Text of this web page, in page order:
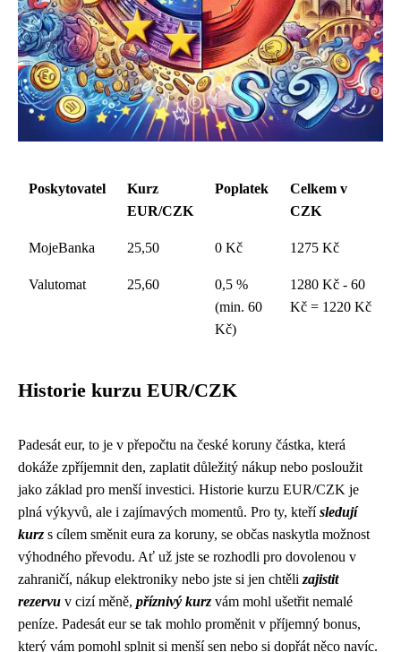
Poskytovatel
Kurz
EUR/CZK
Poplatek
Celkem v
CZK
MojeBanka 25,50 0 Kč 1275 Kč
Valutomat 25,60
0,5 %
(min. 60
Kč)
1280 Kč - 60
Kč = 1220 Kč
Historie kurzu EUR/CZK
Padesát eur, to je v přepočtu na české koruny částka, která
dokáže zpříjemnit den, zaplatit důležitý nákup nebo posloužit
jako základ pro menší investici. Historie kurzu EUR/CZK je
plná výkyvů, ale i zajímavých momentů. Pro ty, kteřísledují
kurz s cílem směnit eura za koruny, se občas naskytla možnost
výhodného převodu. Ať už jste se rozhodli pro dovolenou v
zahraničí, nákup elektroniky nebo jste si jen chtěli zajistit
rezervu v cizí měně, příznivý kurz vám mohl ušetřit nemalé
peníze. Padesát eur se tak mohlo proměnit v příjemný bonus,
který vám pomohl splnit si menší sen nebo si dopřát něco navíc.